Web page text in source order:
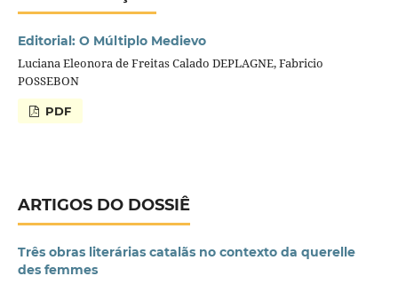
Editorial: O Múltiplo Medievo
Luciana Eleonora de Freitas Calado DEPLAGNE, Fabricio
POSSEBON
PDF
ARTIGOS DO DOSSIÊ
Três obras literárias catalãs no contexto da querelle
des femmes